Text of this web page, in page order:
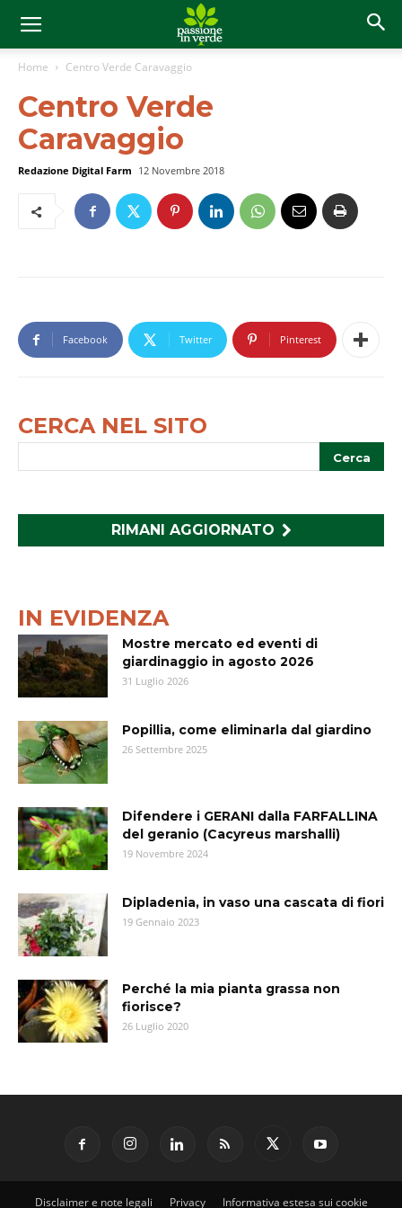
Home Centro Verde Caravaggio
Centro Verde
Caravaggio
Redazione Digital Farm 12 Novembre 2018
Facebook Twitter Pinterest
CERCA NEL SITO
RIMANI AGGIORNATO
IN EVIDENZA
Mostre mercato ed eventi di
giardinaggio in agosto 2026
31 Luglio 2026
Popillia, come eliminarla dal giardino
26 Settembre 2025
Difendere i GERANI dalla FARFALLINA
del geranio (Cacyreus marshalli)
19 Novembre 2024
Dipladenia, in vaso una cascata di fiori
19 Gennaio 2023
Perché la mia pianta grassa non
fiorisce?
26 Luglio 2020
Disclaimer e note legali Privacy Informativa estesa sui cookie